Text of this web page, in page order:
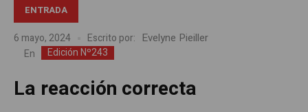
ENTRADA
6 mayo, 2024 Escrito por: Evelyne Pieiller
En Edición Nº243
La reacción correcta